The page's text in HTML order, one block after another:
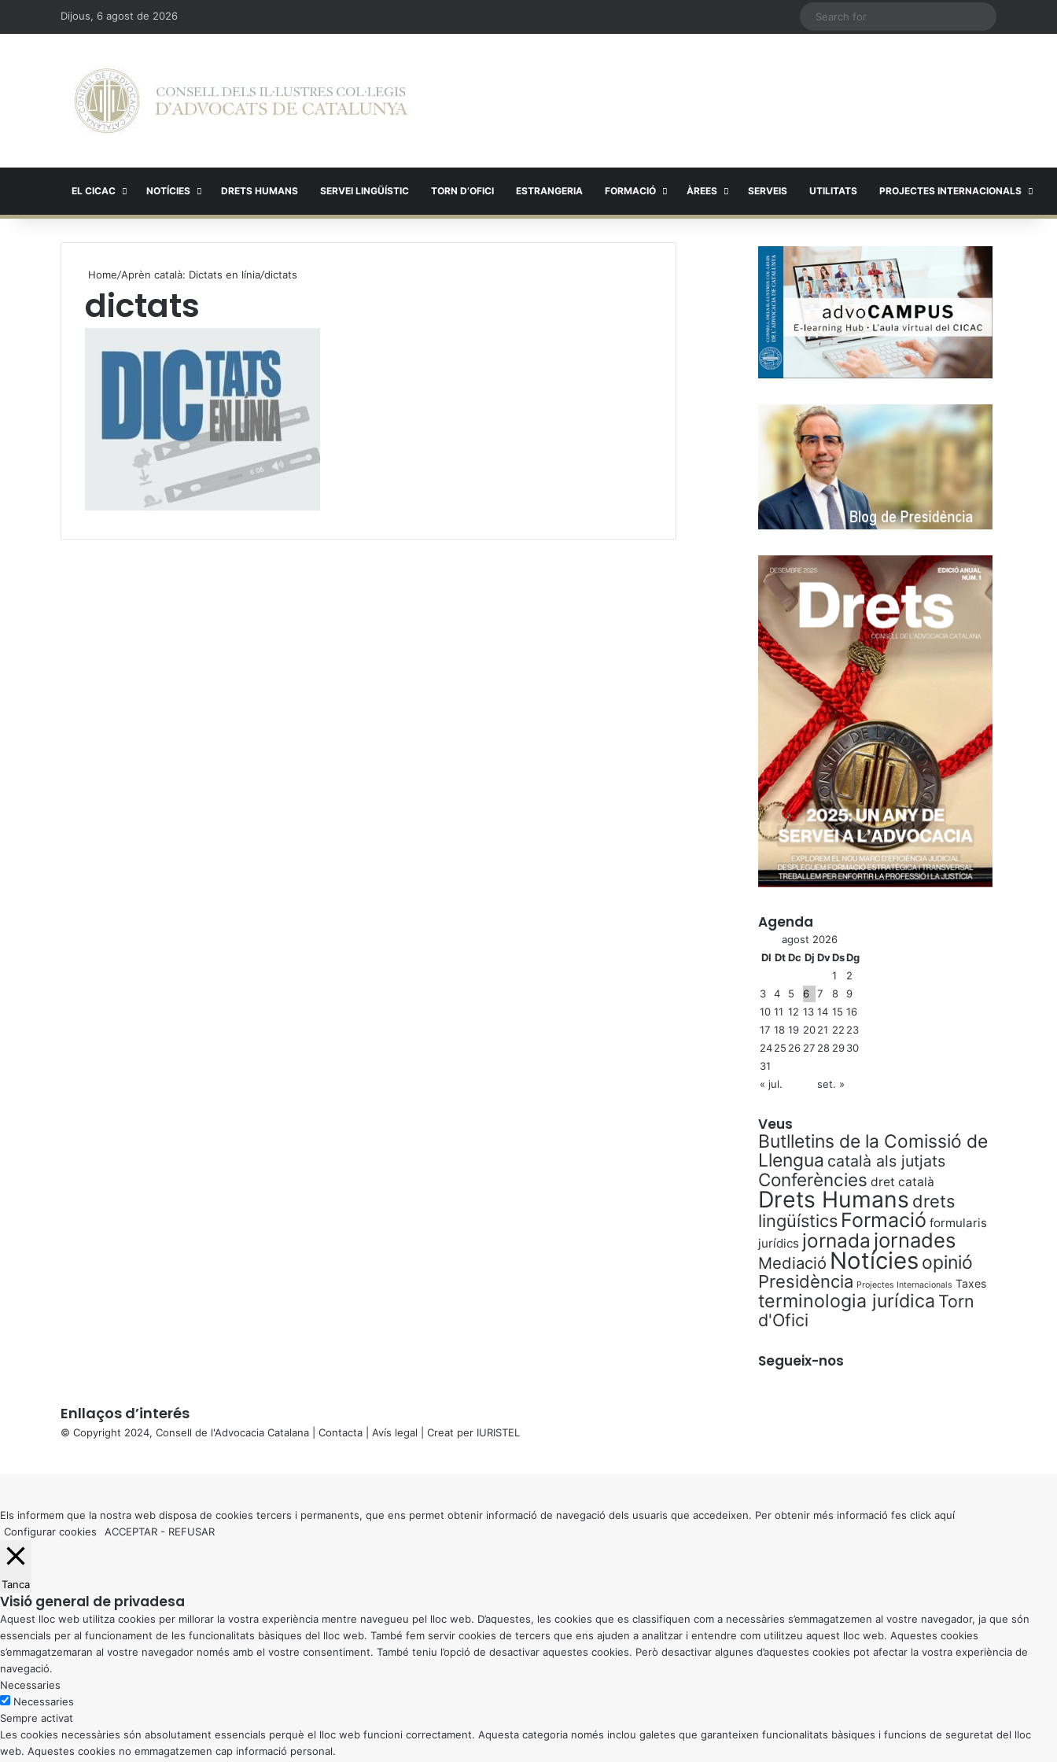
Dijous, 6 agost de 2026
EL CICAC NOTÍCIES DRETS HUMANS SERVEI LINGÜÍSTIC TORN D’OFICI ESTRANGERIA FORMACIÓ ÀREES SERVEIS UTILITATS PROJECTES INTERNACIONALS
Home/Aprèn català: Dictats en línia/dictats
dictats
Agenda
agost 2026
Dl Dt Dc Dj DvDsDg
1
2
3
4 5 6 7 8
9
10 11 12 13 14 15 16
17 18 19 2021 22 23
2425 26 27 28 2930
31
« jul.
set. »
Veus
Butlletins de la Comissió de
Llengua català als jutjats
Conferències dret català
Drets Humans drets
lingüístics Formació formularis
jurídics jornada jornades
Mediació Notícies opinió
Presidència Projectes Internacionals Taxes
terminologia jurídica Torn
d'Ofici
Segueix-nos
Enllaços d’interés
© Copyright 2024, Consell de l'Advocacia Catalana | Contacta Avís legal | Creat per IURISTEL
button
Els informem que la nostra web disposa de cookies tercers i permanents, que ens permet obtenir informació de navegació dels usuaris que accedeixen. Per obtenir més informació fes click aquí
Configurar cookies
ACCEPTAR - REFUSAR
Tanca
Visió general de privadesa
Aquest lloc web utilitza cookies per millorar la vostra experiència mentre navegueu pel lloc web. D’aquestes, les cookies que es classifiquen com a necessàries s’emmagatzemen al vostre navegador, ja que són
essencials per al funcionament de les funcionalitats bàsiques del lloc web. També fem servir cookies de tercers que ens ajuden a analitzar i entendre com utilitzeu aquest lloc web. Aquestes cookies
s’emmagatzemaran al vostre navegador només amb el vostre consentiment. També teniu l’opció de desactivar aquestes cookies. Però desactivar algunes d’aquestes cookies pot afectar la vostra experiència de
navegació.
Necessaries
Necessaries
Sempre activat
Les cookies necessàries són absolutament essencials perquè el lloc web funcioni correctament. Aquesta categoria només inclou galetes que garanteixen funcionalitats bàsiques i funcions de seguretat del lloc
web. Aquestes cookies no emmagatzemen cap informació personal.